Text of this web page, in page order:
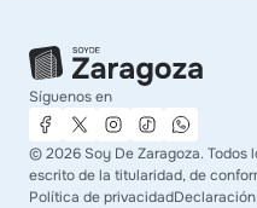
Síguenos en
©2026 Soy De Zaragoza.
escrito de la titularidad, de
Política de privacidad